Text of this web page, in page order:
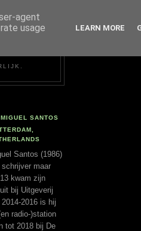
MIGUEL SANTOS
Santos (1986)
maar
kwam zijn
bij Uitgeverij
2016 is hij
radio-)station
tot 2018 bij De
agent
usage
LEARN MORE